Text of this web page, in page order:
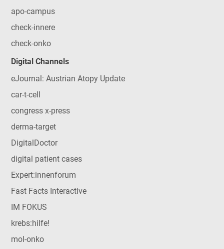
apo-campus
check-innere
check-onko
Digital Channels
eJournal: Austrian Atopy Update
car-t-cell
congress x-press
derma-target
DigitalDoctor
digital patient cases
Expert:innenforum
Fast Facts Interactive
IM FOKUS
krebs:hilfe!
mol-onko